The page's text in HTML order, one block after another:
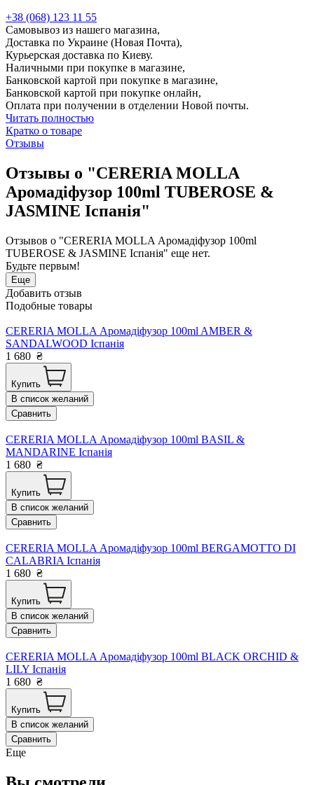
+38 (068) 123 11 55
Самовывоз из нашего магазина,
Доставка по Украине (Новая Почта),
Курьерская доставка по Киеву.
Наличными при покупке в магазине,
Банковской картой при покупке в магазине,
Банковской картой при покупке онлайн,
Оплата при получении в отделении Новой почты.
Читать полностью
Кратко о товаре
Отзывы
Отзывы о "CERERIA MOLLA
Аромадіфузор 100ml TUBEROSE &
JASMINE Іспанія"
Отзывов о "CERERIA MOLLA Аромадіфузор 100ml
TUBEROSE & JASMINE Іспанія" еще нет.
Будьте первым!
Еще
Добавить отзыв
Подобные товары
CERERIA MOLLA Аромадіфузор 100ml AMBER &
SANDALWOOD Іспанія
1 680 ₴
Купить
В список желаний
Сравнить
CERERIA MOLLA Аромадіфузор 100ml BASIL &
MANDARINE Іспанія
1 680 ₴
Купить
В список желаний
Сравнить
CERERIA MOLLA Аромадіфузор 100ml BERGAMOTTO DI
CALABRIA Іспанія
1 680 ₴
Купить
В список желаний
Сравнить
CERERIA MOLLA Аромадіфузор 100ml BLACK ORCHID &
LILY Іспанія
1 680 ₴
Купить
В список желаний
Сравнить
Еще